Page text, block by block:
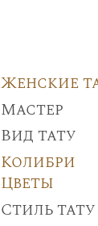
Женские
Мастер
Вид тату
Колибри
Цветы
Стиль тату